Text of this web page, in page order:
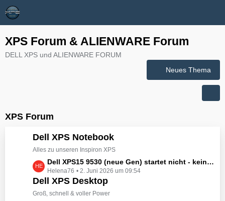
XPS Forum & ALIENWARE Forum
DELL XPS und ALIENWARE FORUM
Neues Thema
XPS Forum
Dell XPS Notebook
Alles zu unseren Inspiron XPS
L
e
t
z
Dell XPS15 9530 (neue Gen) startet nicht - kein booten, kein Licht - nichts tut sich - hat jemand eine Idee wie man ihn zum Leben erwecken könnte?
Helena76 2. Juni 2026 um 09:54
Dell XPS Desktop
Groß, schnell & voller Power